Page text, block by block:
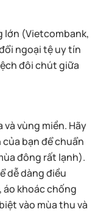
lớn (Vietcombank,
ngoại tệ uy tín
đôi chút giữa
vùng miền. Hãy
bạn để chuẩn
đông rất lạnh).
dễ dàng điều
áo khoác chống
vào mùa thu và